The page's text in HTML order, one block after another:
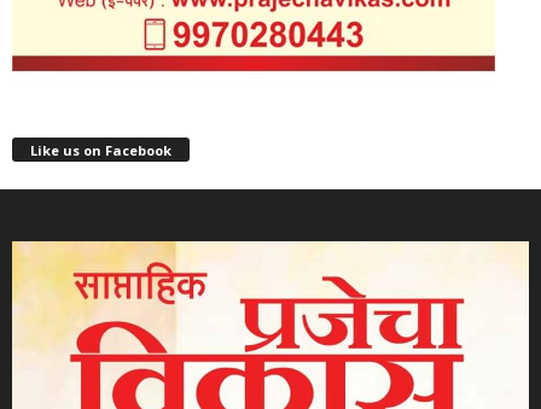
Like us on Facebook